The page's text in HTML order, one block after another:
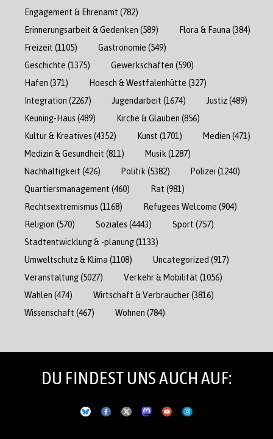
Engagement & Ehrenamt (782)
Erinnerungsarbeit & Gedenken (589) Flora & Fauna (384)
Freizeit (1105) Gastronomie (549)
Geschichte (1375) Gewerkschaften (590)
Hafen (371) Hoesch & Westfalenhütte (327)
Integration (2267) Jugendarbeit (1674) Justiz(489)
Keuning-Haus (489) Kirche & Glauben (856)
Kultur & Kreatives (4352) Kunst (1701) Medien (471)
Medizin & Gesundheit (811) Musik (1287)
Nachhaltigkeit (426) Politik (5382) Polizei (1240)
Quartiersmanagement (460) Rat (981)
Rechtsextremismus (1168) Refugees Welcome (904)
Religion (570) Soziales (4443) Sport (757)
Stadtentwicklung & -planung(1133)
Umweltschutz & Klima (1108) Uncategorized (917)
Veranstaltung(5027) Verkehr & Mobilität (1056)
Wahlen (474) Wirtschaft & Verbraucher(3816)
Wissenschaft (467) Wohnen (784)
DU FINDEST UNS AUCH AUF: